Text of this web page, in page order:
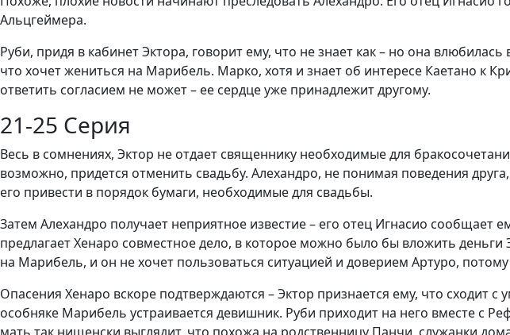
Альцгеймера.
Руби, придя в кабинет Эктора, говорит ему, что не знает как – но она
что хочет жениться на Марибель. Марко, хотя и знает об интересе Каетано к
ответить согласием не может – ее сердце уже принадлежит другому.
21-25 Серия
Весь в сомнениях, Эктор не отдает священнику необходимые для
возможно, придется отменить свадьбу. Алехандро, не понимая поведения
его привести в порядок бумаги, необходимые для свадьбы.
Затем Алехандро получает неприятное известие – его отец Игнасио сообщает
предлагает Хенаро совместное дело, в которое можно было бы вложить деньги
на Марибель, и он не хочет пользоваться ситуацией и доверием Артуро,
Опасения Хенаро вскоре подтверждаются – Эктор признается ему, что сходит
особняке Марибель устраивается девишник. Руби приходит на него вместе с